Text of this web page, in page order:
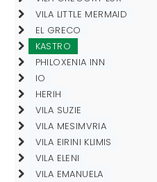
VILA LITTLE MERMAID
EL GRECO
KASTRO
PHILOXENIA INN
IO
HERIH
VILA SUZIE
VILA MESIMVRIA
VILA EIRINI KLIMIS
VILA ELENI
VILA EMANUELA